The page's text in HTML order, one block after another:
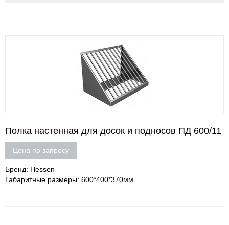
Полка настенная для досок и подносов ПД 600/11
Цена по запросу
Бренд: Hessen
Габаритные размеры: 600*400*370мм